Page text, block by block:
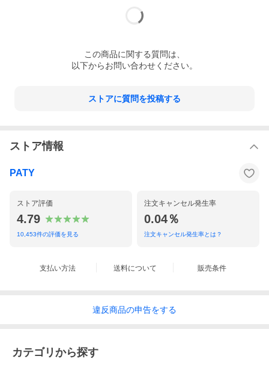
この商品に関する質問は、
以下からお問い合わせください。
ストアに質問を投稿する
ストア情報
PATY
ストア評価
4.79
10,453件の評価を見る
注文キャンセル発生率
0.04％
注文キャンセル発生率とは？
支払い方法 送料について 販売条件
違反商品の申告をする
カテゴリから探す